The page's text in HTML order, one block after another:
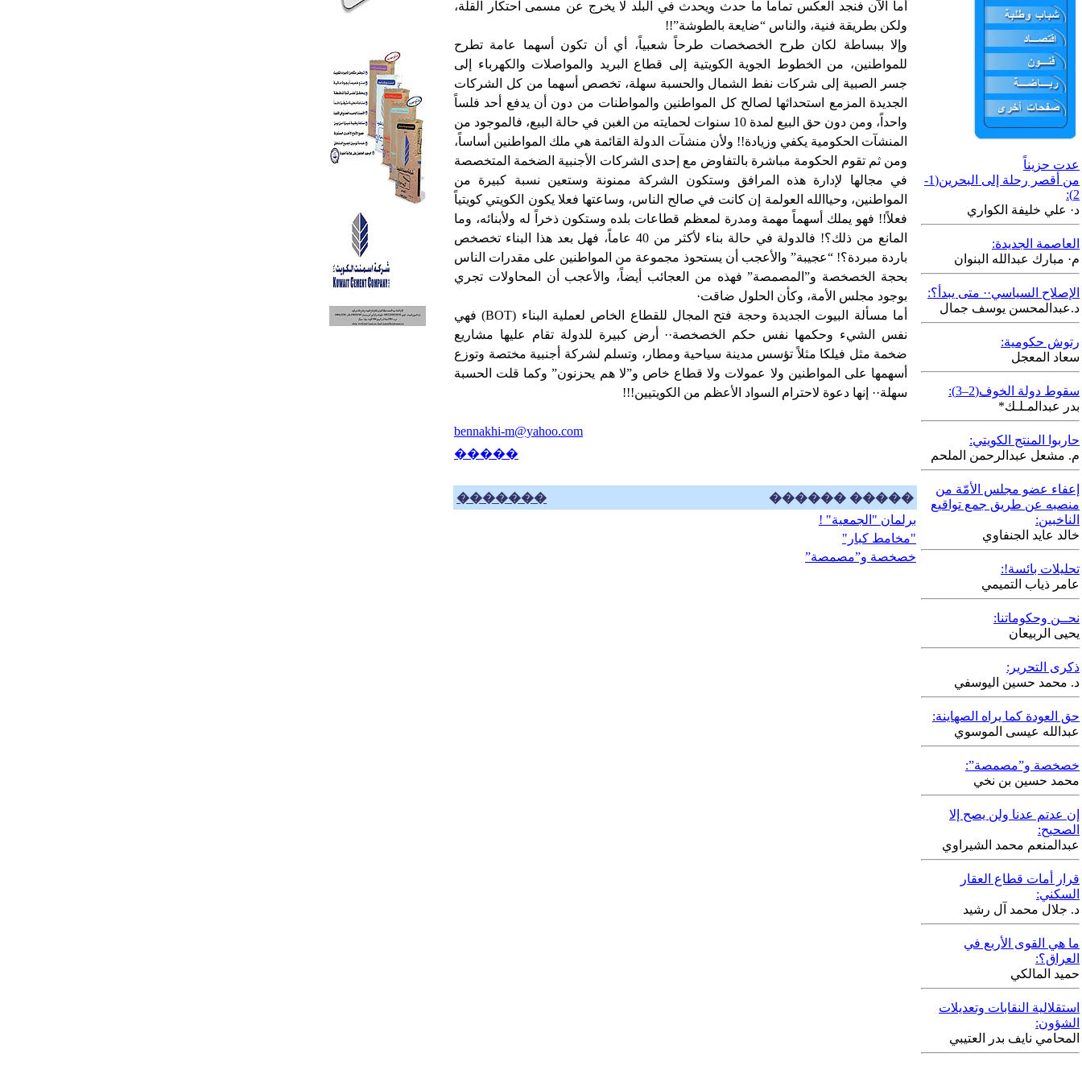
أما الآن فنجد العكس تماماً ما حدث ويحدث في البلد لا يخرج عن مسمى احتكار القلة،
ولكن بطريقة فنية، والناس “ضايعة بالطوشة”!!
وإلا ببساطة لكان طرح الخصخصات طرحاً شعبياً، أي أن تكون أسهما عامة تطرح
للمواطنين، من الخطوط الجوية الكويتية إلى قطاع البريد والمواصلات والكهرباء إلى
جسر الصبية إلى شركات نفط الشمال والحسبة سهلة، تخصص أسهما من كل الشركات
الجديدة المزمع استحداثها لصالح كل المواطنين والمواطنات من دون أن يدفع أحد فلساً
واحداً، ومن دون حق البيع لمدة 10 سنوات لحمايته من الغبن في حالة البيع، فالموجود من
المنشآت الحكومية يكفي وزيادة!! ولأن منشآت الدولة القائمة هي ملك المواطنين أساساً،
ومن ثم تقوم الحكومة مباشرة بالتفاوض مع إحدى الشركات الأجنبية الضخمة المتخصصة
في مجالها لإدارة هذه المرافق وستكون الشركة ممنونة وستعين نسبة كبيرة من
المواطنين، وحياالله العولمة إن كانت في صالح الناس، وساعتها فعلا يكون الكويتي كويتياً
فعلاً!! فهو يملك أسهماً مهمة ومدرة لمعظم قطاعات بلده وستكون ذخراً له ولأبنائه، وما
المانع من ذلك؟! فالدولة في حالة بناء لأكثر من 40 عاماً، فهل بعد هذا البناء تخصخص
باردة مبردة؟! “عجيبة” والأعجب أن يستحوذ مجموعة من المواطنين على مقدرات الناس
بحجة الخصخصة و”المصمصة” فهذه من العجائب أيضاً، والأعجب أن المحاولات تجري
بوجود مجلس الأمة، وكأن الحلول ضاقت·
أما مسألة البيوت الجديدة وحجة فتح المجال للقطاع الخاص لعملية البناء (BOT) فهي
نفس الشيء وحكمها نفس حكم الخصخصة·· أرض كبيرة للدولة تقام عليها مشاريع
ضخمة مثل فيلكا مثلاً تؤسس مدينة سياحية ومطار، وتسلم لشركة أجنبية مختصة وتوزع
أسهمها على المواطنين ولا عمولات ولا قطاع خاص و”لا هم يحزنون” وكما قلت الحسبة
سهلة·· إنها دعوة لاحترام السواد الأعظم من الكويتيين!!!
bennakhi-m@yahoo.com
�����
�������
������ �����
برلمان "الجمعية" !
"مخامط كبار"
خصخصة و”مصمصة”
عدت حزيناً
من أقصر رحلة إلى البحرين(1-
2):
د· علي خليفة الكواري
العاصمة الجديدة:
م· مبارك عبدالله البنوان
الإصلاح السياسي·· متى يبدأ؟:
د.عبدالمحسن يوسف جمال
رتوش حكومية:
سعاد المعجل
سقوط دولة الخوف(2–3):
بدر عبدالمـلـك*
حاربوا المنتج الكويتي:
م. مشعل عبدالرحمن الملحم
إعفاء عضو مجلس الأمّة من
منصبه عن طريق جمع تواقيع
الناخبين:
خالد عايد الجنفاوي
تحليلات بائسة!:
عامر ذياب التميمي
نحــن وحكوماتنا:
يحيى الربيعان
ذكرى التحرير:
د. محمد حسين اليوسفي
حق العودة كما يراه الصهاينة:
عبدالله عيسى الموسوي
خصخصة و”مصمصة”:
محمد حسين بن نخي
إن عدتم عدنا ولن يصح إلا
الصحيح:
عبدالمنعم محمد الشيراوي
قرار أمات قطاع العقار
السكني:
د. جلال محمد آل رشيد
ما هي القوى الأربع في
العراق؟:
حميد المالكي
استقلالية النقابات وتعديلات
الشؤون:
المحامي نايف بدر العتيبي